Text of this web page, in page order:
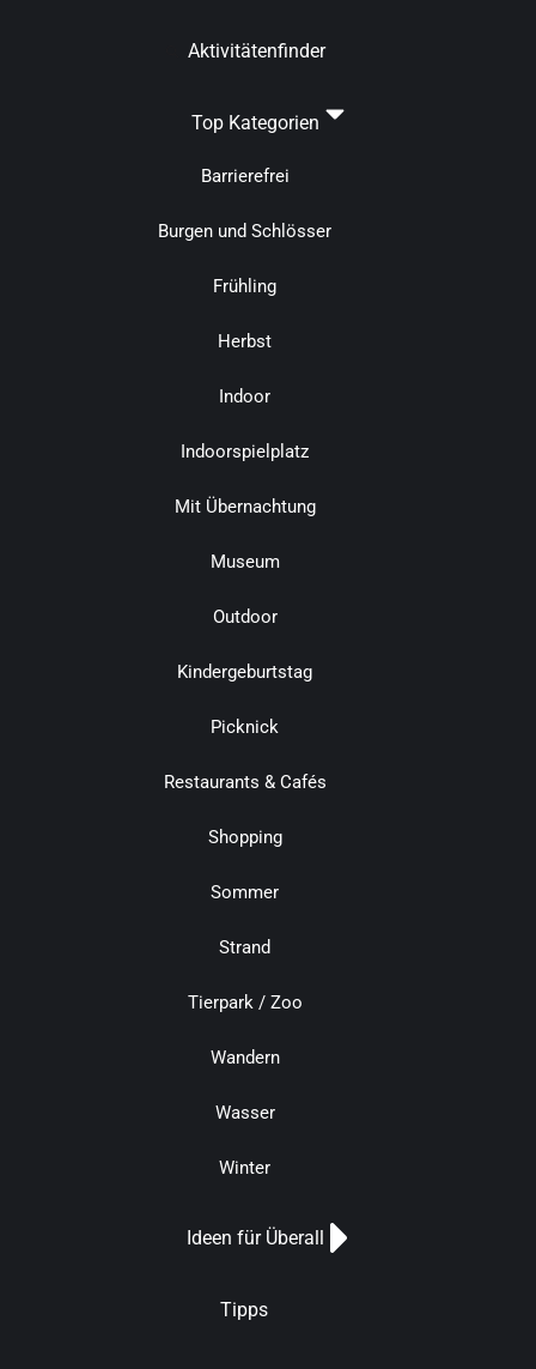
Aktivitätenfinder
Top Kategorien
Barrierefrei
Burgen und Schlösser
Frühling
Herbst
Indoor
Indoorspielplatz
Mit Übernachtung
Museum
Outdoor
Kindergeburtstag
Picknick
Restaurants & Cafés
Shopping
Sommer
Strand
Tierpark / Zoo
Wandern
Wasser
Winter
Ideen für Überall
Tipps